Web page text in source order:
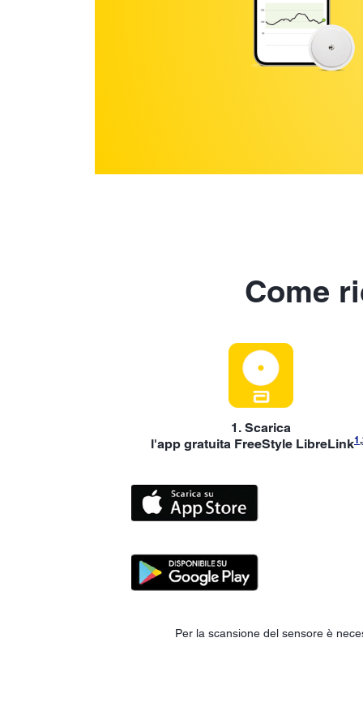
Come
1. Scarica
l'app gratuita FreeStyle LibreLink1,
Per la scansione del sensore è